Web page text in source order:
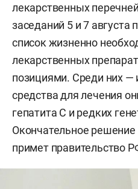
лекарственных
заседаний 5 и 7
список жизненно
лекарственных
позициями. Среди них —
средства для лечения
гепатита С и редких
Окончательное
примет правительство